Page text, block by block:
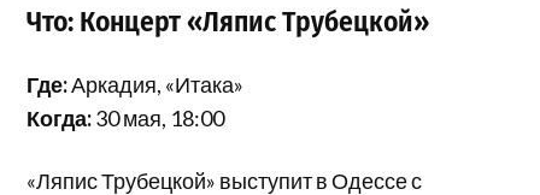
Что: Концерт «Ляпис Трубецкой»
Где:Аркадия, «Итака»
Когда:30 мая, 18:00
«Ляпис Трубецкой» выступит в Одессе с